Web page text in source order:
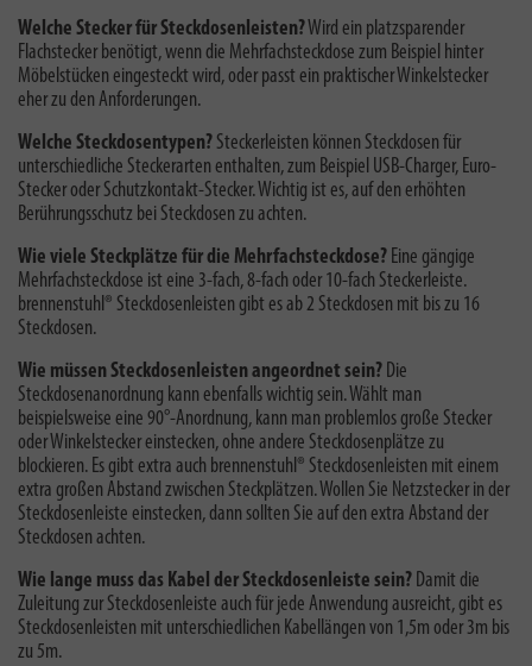
Welche Stecker für Steckdosenleisten?Wird ein platzsparender
Flachstecker benötigt, wenn die Mehrfachsteckdose zum Beispiel hinter
Möbelstücken eingesteckt wird, oder passt ein praktischer Winkelstecker
eher zu den Anforderungen.
Welche Steckdosentypen? Steckerleisten können Steckdosen für
unterschiedliche Steckerarten enthalten, zum Beispiel USB-Charger, Euro-
Stecker oder Schutzkontakt-Stecker. Wichtig ist es, auf den erhöhten
Berührungsschutz bei Steckdosen zu achten.
Wie viele Steckplätze für die Mehrfachsteckdose? Eine gängige
Mehrfachsteckdose ist eine 3-fach, 8-fach oder 10-fach Steckerleiste.
brennenstuhl® Steckdosenleisten gibt es ab 2 Steckdosen mit bis zu 16
Steckdosen.
Wie müssen Steckdosenleisten angeordnet sein? Die
Steckdosenanordnung kann ebenfalls wichtig sein. Wählt man
beispielsweise eine 90°-Anordnung, kann man problemlos große Stecker
oder Winkelstecker einstecken, ohne andere Steckdosenplätze zu
blockieren. Es gibt extra auch brennenstuhl® Steckdosenleisten mit einem
extra großen Abstand zwischen Steckplätzen. Wollen Sie Netzstecker in der
Steckdosenleiste einstecken, dann sollten Sie auf den extra Abstand der
Steckdosen achten.
Wie lange muss das Kabel der Steckdosenleiste sein? Damit die
Zuleitung zur Steckdosenleiste auch für jede Anwendung ausreicht, gibt es
Steckdosenleisten mit unterschiedlichen Kabellängen von 1,5m oder 3m bis
zu 5m.